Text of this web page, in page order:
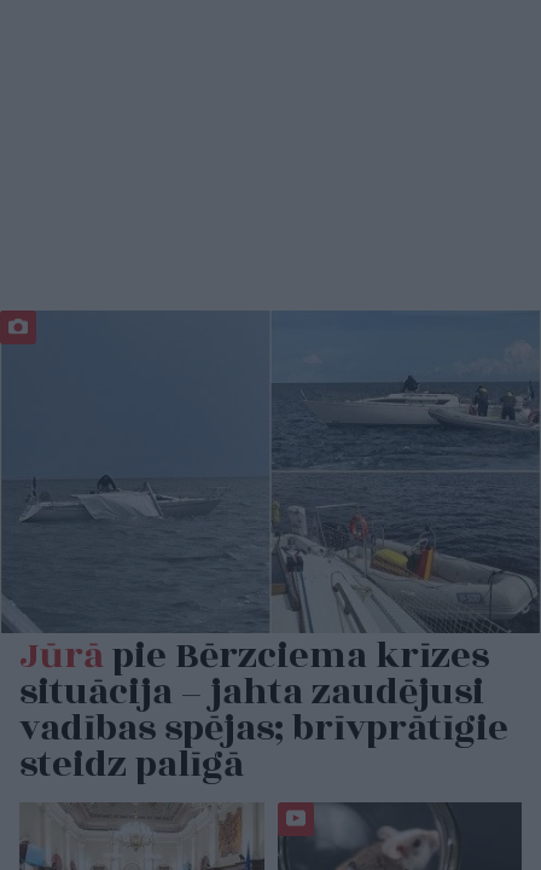
Jūrāpie Bērzciema krīzes
situācija – jahta zaudējusi
vadības spējas; brīvprātīgie
steidz palīgā